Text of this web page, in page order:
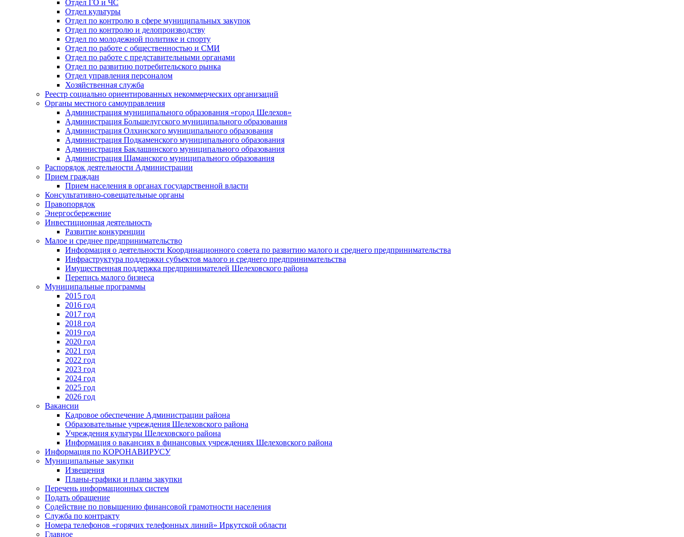
Отдел ГО и ЧС
Отдел культуры
Отдел по контролю в сфере муниципальных закупок
Отдел по контролю и делопроизводству
Отдел по молодежной политике и спорту
Отдел по работе с общественностью и СМИ
Отдел по работе с представительными органами
Отдел по развитию потребительского рынка
Отдел управления персоналом
Хозяйственная служба
Реестр социально ориентированных некоммерческих организаций
Органы местного самоуправления
Администрация муниципального образования «город Шелехов»
Администрация Большелугского муниципального образования
Администрация Олхинского муниципального образования
Администрация Подкаменского муниципального образования
Администрация Баклашинского муниципального образования
Администрация Шаманского муниципального образования
Распорядок деятельности Администрации
Прием граждан
Прием населения в органах государственной власти
Консультативно-совещательные органы
Правопорядок
Энергосбережение
Инвестиционная деятельность
Развитие конкуренции
Малое и среднее предпринимательство
Информация о деятельности Координационного совета по развитию малого и среднего предпринимательства
Инфраструктура поддержки субъектов малого и среднего предпринимательства
Имущественная поддержка предпринимателей Шелеховского района
Перепись малого бизнеса
Муниципальные программы
2015 год
2016 год
2017 год
2018 год
2019 год
2020 год
2021 год
2022 год
2023 год
2024 год
2025 год
2026 год
Вакансии
Кадровое обеспечение Администрации района
Образовательные учреждения Шелеховского района
Учреждения культуры Шелеховского района
Информация о вакансиях в финансовых учреждениях Шелеховского района
Информация по КОРОНАВИРУСУ
Муниципальные закупки
Извещения
Планы-графики и планы закупки
Перечень информационных систем
Подать обращение
Содействие по повышению финансовой грамотности населения
Служба по контракту
Номера телефонов «горячих телефонных линий» Иркутской области
Главное